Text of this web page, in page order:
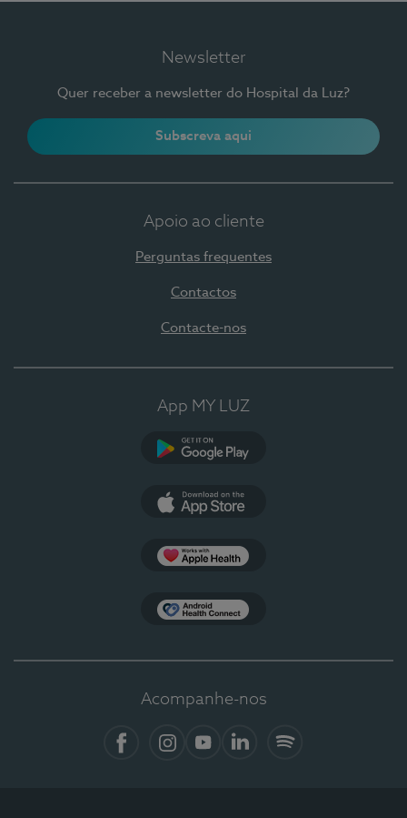
Newsletter
Quer receber a newsletter do Hospital da Luz?
Subscreva aqui
Apoio ao cliente
Perguntas frequentes
Contactos
Contacte-nos
App MY LUZ
Acompanhe-nos